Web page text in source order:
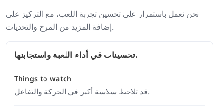
نحن نعمل باستمرار على تحسين تجربة اللعب، مع التركيز على
إضافة المزيد من المرح والتحديات.
تحسينات في أداء اللعبة واستجابتها.
Things to watch
قد تلاحظ سلاسة أكبر في الحركة والتفاعل.